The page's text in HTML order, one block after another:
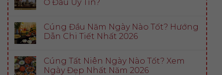
Ở Đâu Uy Tín?
Cúng Đầu Năm Ngày Nào Tốt? Hướng
Dẫn Chi Tiết Nhất 2026
Cúng Tất Niên Ngày Nào Tốt? Xem
Ngày Đẹp Nhất Năm 2026